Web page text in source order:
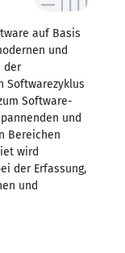
auf Basis
und
der
Softwarezyklus
Software-
und
Bereichen
wird
der Erfassung,
und